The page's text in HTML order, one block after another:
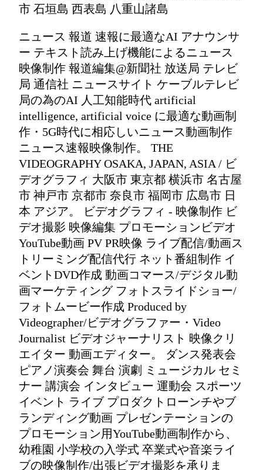
市 石垣島 西表島 八重山諸島
ニュース 報道 速報に最適なAI アナウンサ
ー テキスト読み上げ機能によるニュース
映像制作 報道編集@新聞社 放送局 テレビ
局 通信社 ニュースサイト ケーブルテレビ
局の為のAI 人工知能時代 artificial
intelligence, artificial voice に最適な動画制
作・5G時代に相応しいニュース動画制作
ニュース速報映像制作。 THE
VIDEOGRAPHY OSAKA, JAPAN, ASIA / ビ
デオグラフィ 大阪市 東京都 横浜市 名古屋
市 神戸市 京都市 奈良市 福岡市 広島市 日
本 アジア。 ビデオグラフィ - 映像制作 ビ
デオ撮影 映像編集 プロモーションビデオ
YouTube動画 PV PR映像 ライブ配信/動画ス
トリーミング配信代行 ネット番組制作 イ
ベントDVD作成 動画コマース/デジタル動
画マーケティング フォトスライドショー/
フォトムービー作成 Produced by
Videographer/ビデオグラファー・Video
Journalist ビデオジャーナリスト 映像クリ
エイター 動画エディター。 ダンス発表会
ピアノ演奏会 舞台 演劇 ミュージカル セミ
ナー 講演会 インタビュー 運動会 スポーツ
イベント ライブ プロダクトローンチやブ
ランディング動画 プレゼンテーションの
プロモーション用YouTube動画制作から、
幼稚園 小学校の入学式 卒業式や音楽ライ
ブの映像制作/出張ビデオ撮影を承りま